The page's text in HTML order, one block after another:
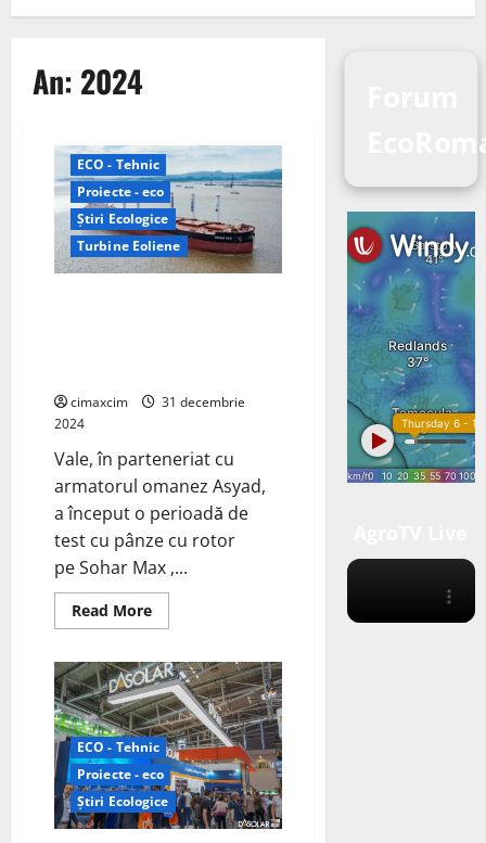
An: 2024
ECO - Tehnic
Proiecte - eco
Știri Ecologice
Turbine Eoliene
cimaxcim
31 decembrie
2024
Vale, în parteneriat cu
armatorul omanez Asyad,
a început o perioadă de
test cu pânze cu rotor
pe Sohar Max ,...
Read MoreRead
more
efectuează
primul
său
test
cu
energie
eoliană
pe
cel
mai
mare
ECO - Tehnic
Proiecte - eco
Știri Ecologice